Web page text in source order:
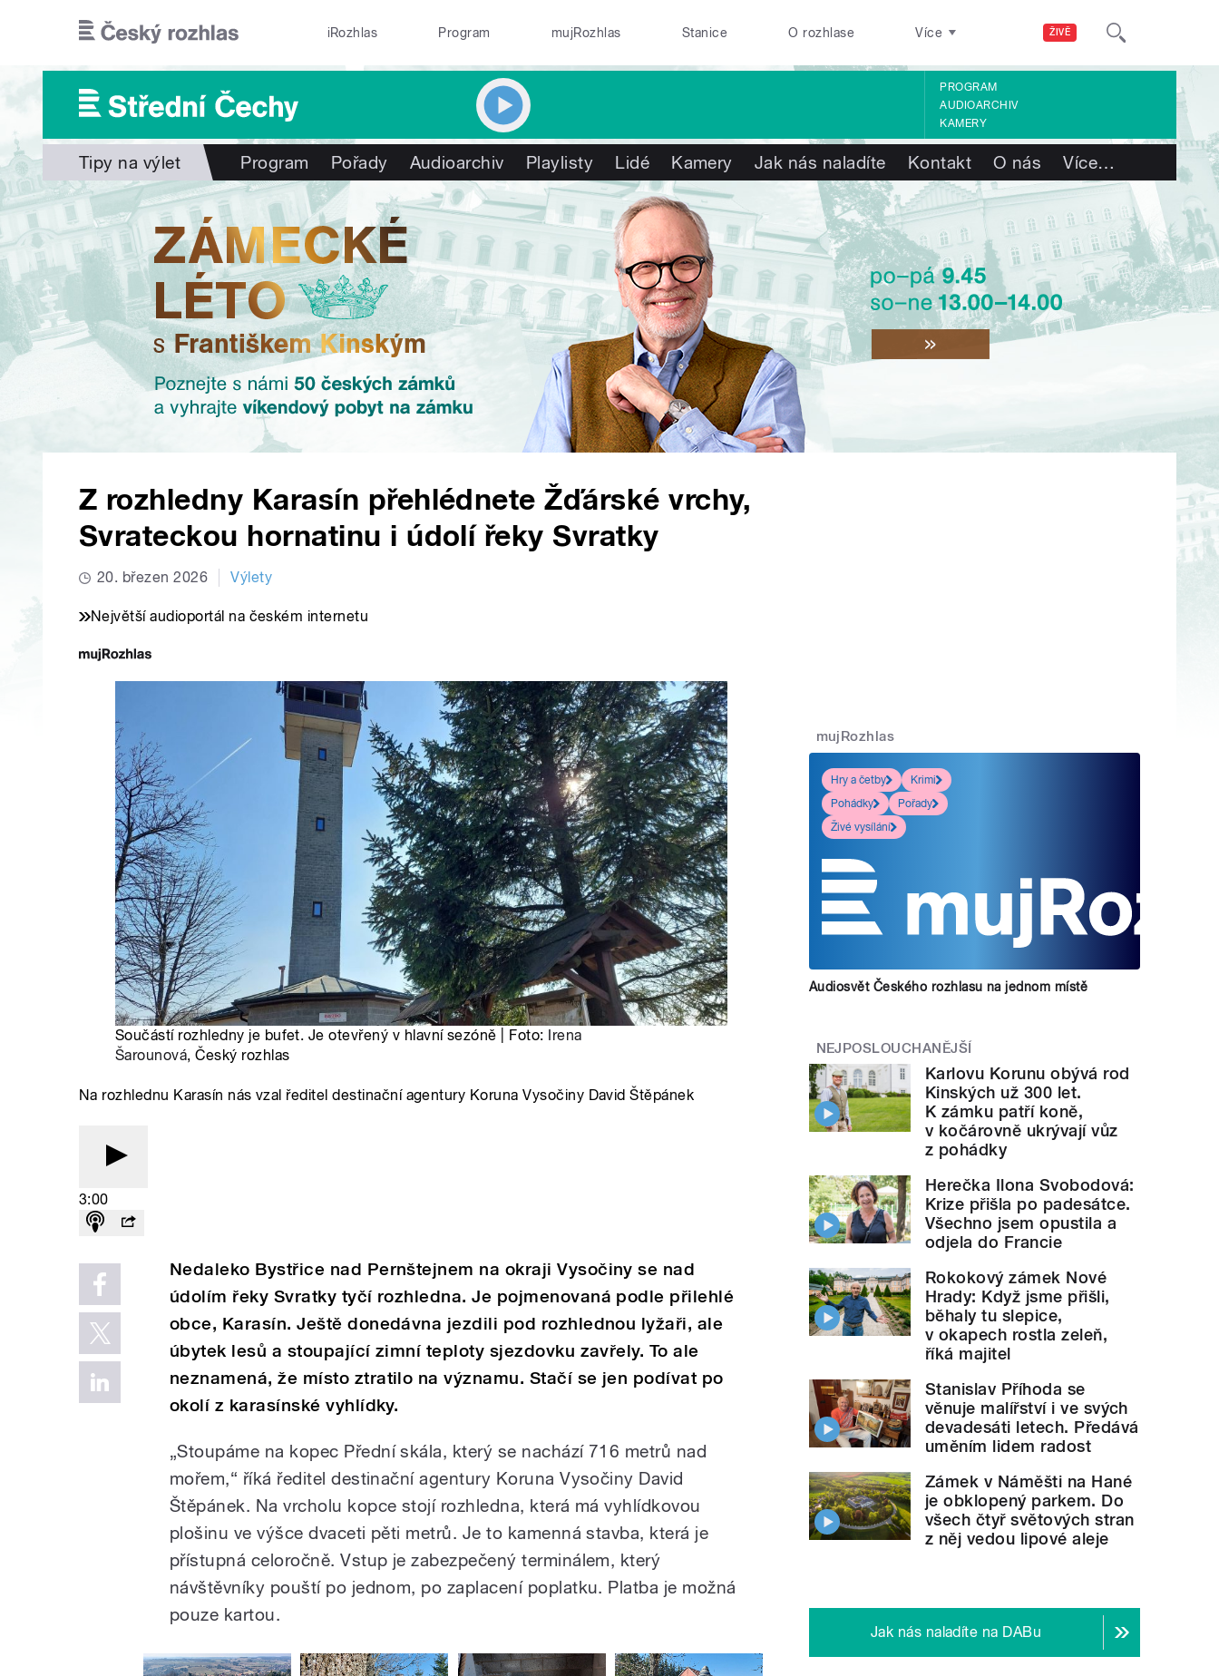
ŽIVĚ
iRozhlas Program mujRozhlas Stanice O rozhlase Více
PROGRAM
AUDIOARCHIV
KAMERY
Tipy na výlet Program Pořady Audioarchiv Playlisty Lidé Kamery Jak nás naladíte Kontakt O nás Více…
Z rozhledny Karasín přehlédnete Žďárské vrchy,
Svrateckou hornatinu i údolí řeky Svratky
20. březen 2026 Výlety
Největší audioportál na českém internetu
Součástí rozhledny je bufet. Je otevřený v hlavní sezóně | Foto: Irena
Šarounová, Český rozhlas
Na rozhlednu Karasín nás vzal ředitel destinační agentury Koruna Vysočiny David Štěpánek
3:00
Nedaleko Bystřice nad Pernštejnem na okraji Vysočiny se nad
údolím řeky Svratky tyčí rozhledna. Je pojmenovaná podle přilehlé
obce, Karasín. Ještě donedávna jezdili pod rozhlednou lyžaři, ale
úbytek lesů a stoupající zimní teploty sjezdovku zavřely. To ale
neznamená, že místo ztratilo na významu. Stačí se jen podívat po
okolí z karasínské vyhlídky.
„Stoupáme na kopec Přední skála, který se nachází 716 metrů nad
mořem,“ říká ředitel destinační agentury Koruna Vysočiny David
Štěpánek. Na vrcholu kopce stojí rozhledna, která má vyhlídkovou
plošinu ve výšce dvaceti pěti metrů. Je to kamenná stavba, která je
přístupná celoročně. Vstup je zabezpečený terminálem, který
návštěvníky pouští po jednom, po zaplacení poplatku. Platba je možná
pouze kartou.
mujRozhlas
Hry a četby
Krimi
Pohádky
Pořady
Živé vysílání
Audiosvět Českého rozhlasu na jednom místě
NEJPOSLOUCHANĚJŠÍ
Karlovu Korunu obývá rod
Kinských už 300 let.
K zámku patří koně,
v kočárovně ukrývají vůz
z pohádky
Herečka Ilona Svobodová:
Krize přišla po padesátce.
Všechno jsem opustila a
odjela do Francie
Rokokový zámek Nové
Hrady: Když jsme přišli,
běhaly tu slepice,
v okapech rostla zeleň,
říká majitel
Stanislav Příhoda se
věnuje malířství i ve svých
devadesáti letech. Předává
uměním lidem radost
Zámek v Náměšti na Hané
je obklopený parkem. Do
všech čtyř světových stran
z něj vedou lipové aleje
Jak nás naladíte na DABu